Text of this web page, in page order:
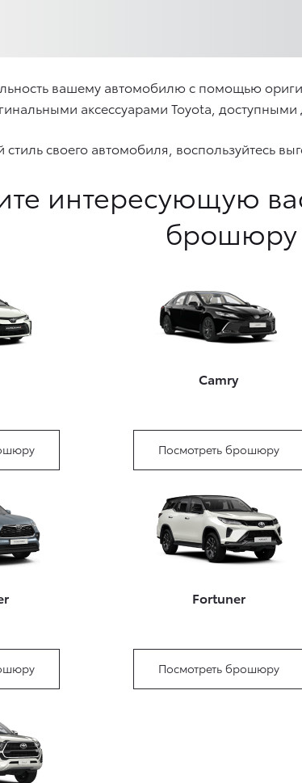
вашему автомобилю с помощью
аксессуарами Toyota,
стиль своего автомобиля, воспользуйтесь
интересующую
брошюру
Camry
Посмотреть брошюру
Fortuner
Посмотреть брошюру